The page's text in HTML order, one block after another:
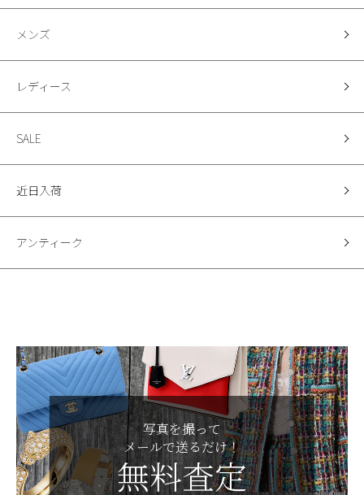
メンズ
レディース
SALE
近日入荷
アンティーク
写真を撮って
メールで送るだけ！
無料査定